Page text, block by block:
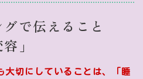
で伝えること
」
大切にしていることは、「睡